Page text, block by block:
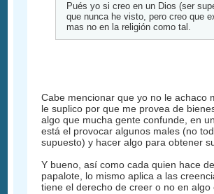
Pués yo si creo en un Dios (ser
que nunca he visto, pero creo que
mas no en la religión como tal.
Cabe mencionar que yo no le achaco
le suplico por que me provea de
algo que mucha gente confunde, en
está el provocar algunos males (no
supuesto) y hacer algo para obtener
Y bueno, así como cada quien hace
papalote, lo mismo aplica a las
tiene el derecho de creer o no en algo